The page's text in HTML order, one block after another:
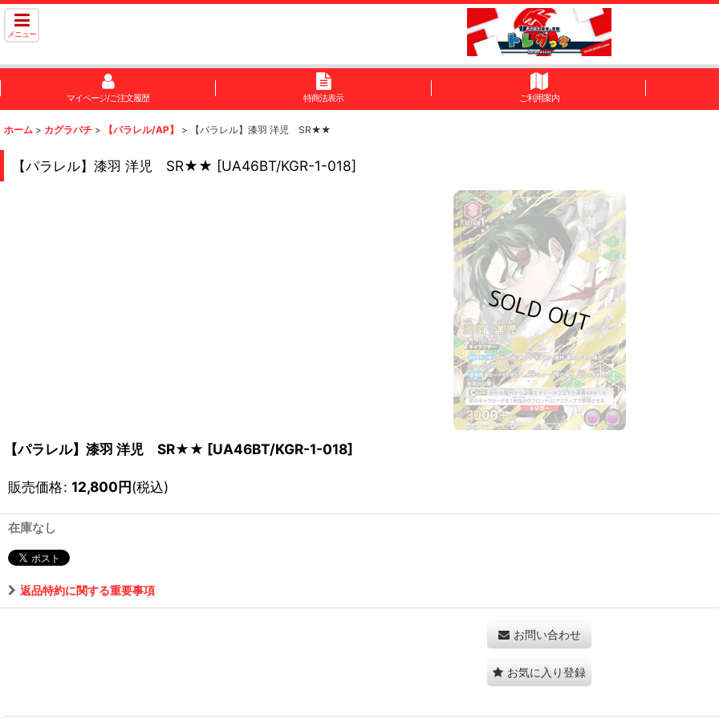
メニュー
マイページ/ご注文履歴 特商法表示 ご利用案内
ホーム > カグラバチ > 【パラレル/AP】 > 【パラレル】漆羽 洋児 SR★★
【パラレル】漆羽 洋児 SR★★ [UA46BT/KGR-1-018]
【パラレル】漆羽 洋児 SR★★ [UA46BT/KGR-1-018]
販売価格: 12,800円(税込)
在庫なし
返品特約に関する重要事項
お問い合わせ
お気に入り登録